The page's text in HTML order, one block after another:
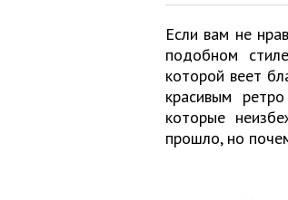
Если вам не
подобном
которой веет
красивым
которые
прошло, но